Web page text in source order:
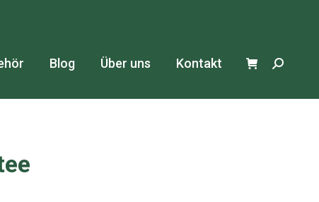
Blog Über uns Kontakt Search: